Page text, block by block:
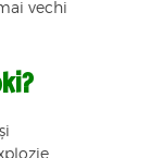
vechi